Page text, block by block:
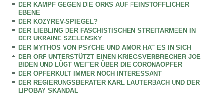
DER KAMPF GEGEN DIE ORKS AUF FEINSTOFFLICHER
EBENE
DER KOZYREV-SPIEGEL?
DER LIEBLING DER FASCHISTISCHEN STREITARMEEN IN
DER UKRAINE SZELENSKY
DER MYTHOS VON PSYCHE UND AMOR HAT ES IN SICH
DER ORF UNTERSTÜTZT EINEN KRIEGSVERBRECHER JOE
BIDEN UND LÜGT WEITER ÜBER DIE CORONAOPFER
DER OPFERKULT IMMER NOCH INTERESSANT
DER REGIERUNGSBERATER KARL LAUTERBACH UND DER
LIPOBAY SKANDAL